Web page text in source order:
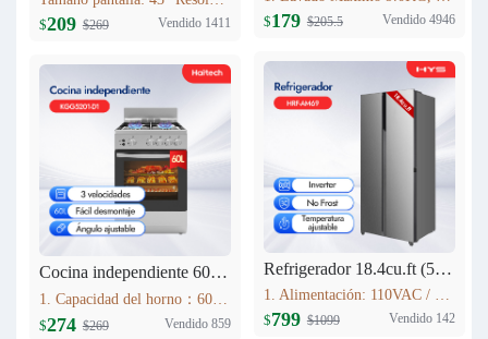
$209 $269 Vendido 1411
Cocina independiente 60L KGG5201-D1
1. Capacidad del horno：60L 2. Acero Inoxidable 3. Lámpara de horno 4. Estufa de gas con 4 quemadores Estufas sin FFD : 2 * 1.75kWSemi-quemador rápido; 1 * 10kW quemador auxiliar; 1 * 3.0kW quemador rápido; 5. Soportes de sartén esmaltados
$274 $269 Vendido 859
$179 $205.5 Vendido 4946
Refrigerador 18.4cu.ft (521L) Inverter HRF-AM69
1. Alimentación: 110VAC / 60Hz 2. Sistema Libre de Escarcha (No Frost) 3. Tecnología inverter 4. Refrigerante Ecológico (R600a) 5. Flujo de Aire Tridimensional Indirecto (360°) con Temperatura Estable 6. Luz LED Interior de Bajo Consumo
$799 $1099 Vendido 142